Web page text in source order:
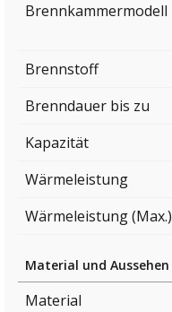
Brennkammermodell
Brennstoff
Brenndauer bis zu
Kapazität
Wärmeleistung
Wärmeleistung (Max.)
Material und Aussehen
Material